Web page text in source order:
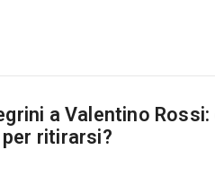
a Valentino Rossi:
ritirarsi?